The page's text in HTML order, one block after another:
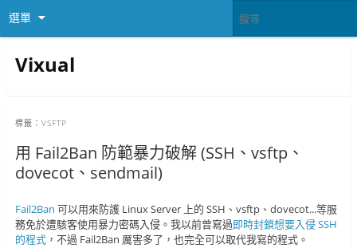
選單
Vixual
標籤： VSFTP
用 Fail2Ban 防範暴力破解 (SSH、vsftp、
dovecot、sendmail)
Fail2Ban 可以用來防護 Linux Server 上的 SSH、vsftp、dovecot...等服
務免於遭駭客使用暴力密碼入侵。我以前曾寫過即時封鎖想要入侵 SSH
的程式，不過 Fail2Ban 厲害多了，也完全可以取代我寫的程式。